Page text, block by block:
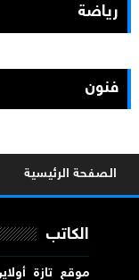
رياضة
فنون
الصفحة الرئيسية
الكاتب
موقع تازة